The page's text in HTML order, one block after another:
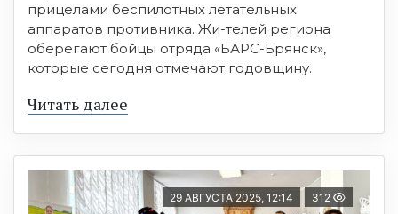
прицелами беспилотных летательных
аппаратов противника. Жи-телей региона
оберегают бойцы отряда «БАРС-Брянск»,
которые сегодня отмечают годовщину.
Читать далее
29 АВГУСТА 2025, 12:14 312